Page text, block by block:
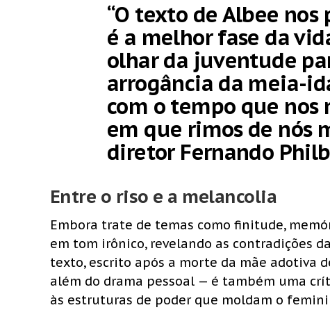
“O texto de Albee
é a melhor fase da
olhar da juventude
arrogância da meia-
com o tempo que nos
em que rimos de nós
diretor Fernando
Entre o riso e a melancolia
Embora trate de temas como finitude,
em tom irônico, revelando as contradições
texto, escrito após a morte da mãe adotiva
além do drama pessoal — é também uma
às estruturas de poder que moldam o